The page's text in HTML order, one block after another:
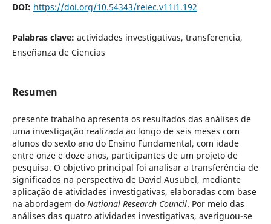
DOI: https://doi.org/10.54343/reiec.v11i1.192
Palabras clave: actividades investigativas, transferencia,
Enseñanza de Ciencias
Resumen
presente trabalho apresenta os resultados das análises de
uma investigação realizada ao longo de seis meses com
alunos do sexto ano do Ensino Fundamental, com idade
entre onze e doze anos, participantes de um projeto de
pesquisa. O objetivo principal foi analisar a transferência de
significados na perspectiva de David Ausubel, mediante
aplicação de atividades investigativas, elaboradas com base
na abordagem do National Research Council. Por meio das
análises das quatro atividades investigativas, averiguou-se